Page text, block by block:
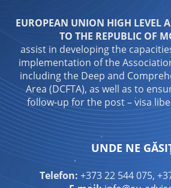
EUROPEAN UNION HIGH LEVEL
TO THE REPUBLIC OF
assist in developing the
implementation of the
including the Deep and
Area (DCFTA), as well as to
follow-up for the post – visa
UNDE NE
Telefon: +373 22 544 075,